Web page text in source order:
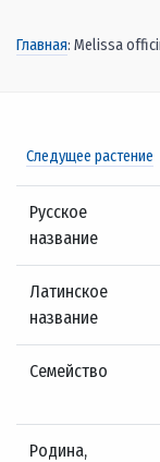
Главная: Melissa
Следущее растение
Русское
название
Латинское
название
Семейство
Родина,